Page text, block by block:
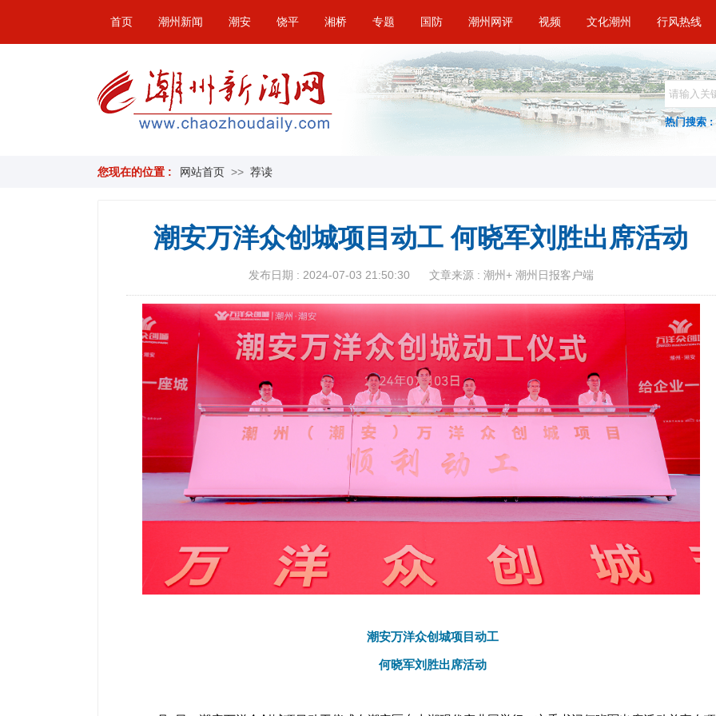
首页 潮州新闻 潮安 饶平 湘桥 专题 国防 潮州网评 视频 文化潮州 行风热线
热门搜索 :
您现在的位置 : 网站首页 >> 荐读
潮安万洋众创城项目动工 何晓军刘胜出席活动
发布日期 : 2024-07-03 21:50:30 文章来源 : 潮州+ 潮州日报客户端
潮安万洋众创城项目动工
何晓军刘胜出席活动